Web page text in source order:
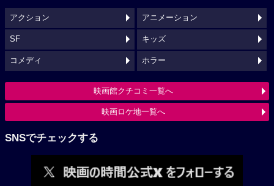
アクション アニメーション
SF キッズ
コメディ ホラー
映画館クチコミ一覧へ
映画ロケ地一覧へ
SNSでチェックする